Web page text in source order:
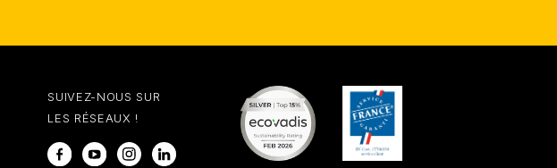
SUIVEZ-NOUS SUR
LES RÉSEAUX !
FacebookYouTubeInstagram